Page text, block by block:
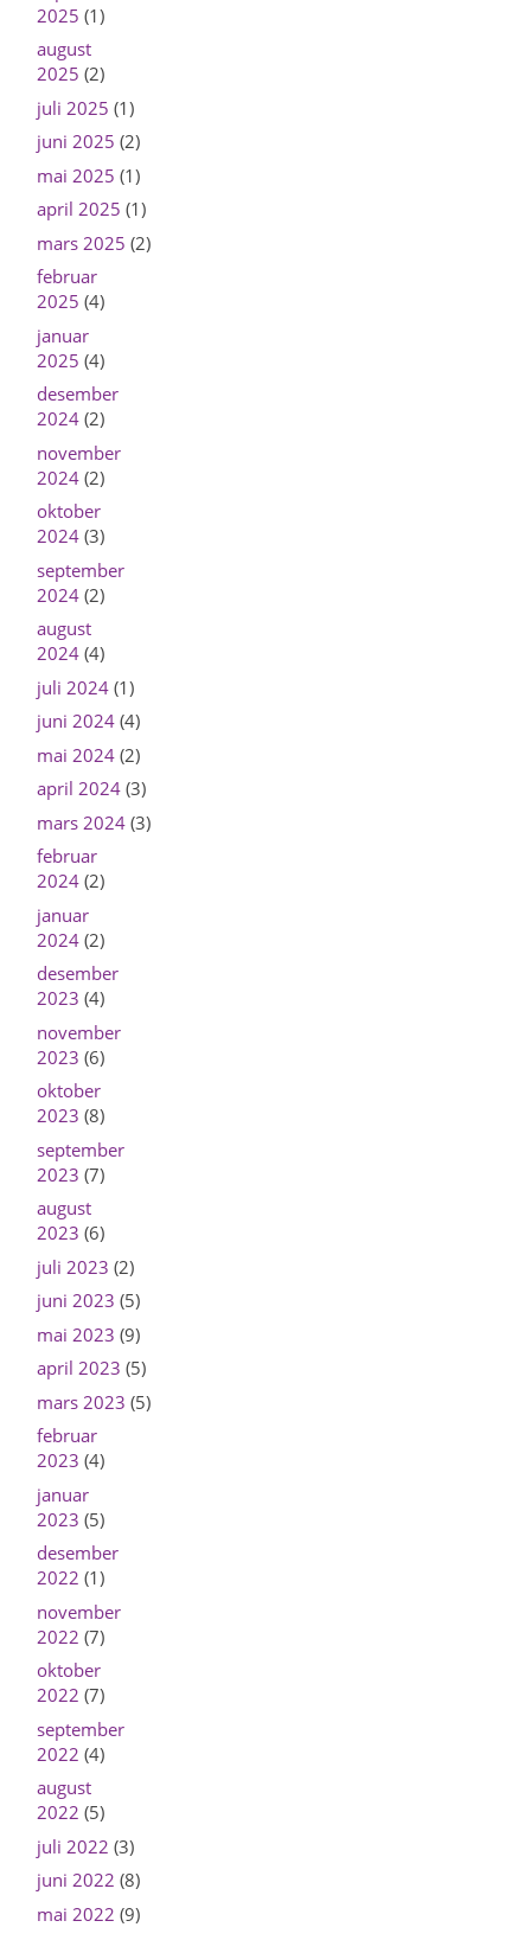
2025 (1)
august
2025 (2)
juli 2025 (1)
juni 2025 (2)
mai 2025 (1)
april 2025 (1)
mars 2025 (2)
februar
2025 (4)
januar
2025 (4)
desember
2024(2)
november
2024(2)
oktober
2024(3)
september
2024(2)
august
2024(4)
juli 2024(1)
juni 2024(4)
mai 2024(2)
april 2024(3)
mars 2024(3)
februar
2024(2)
januar
2024(2)
desember
2023 (4)
november
2023 (6)
oktober
2023 (8)
september
2023 (7)
august
2023 (6)
juli 2023 (2)
juni 2023 (5)
mai 2023 (9)
april 2023 (5)
mars 2023 (5)
februar
2023 (4)
januar
2023 (5)
desember
2022 (1)
november
2022 (7)
oktober
2022 (7)
september
2022 (4)
august
2022 (5)
juli 2022 (3)
juni 2022 (8)
mai 2022 (9)